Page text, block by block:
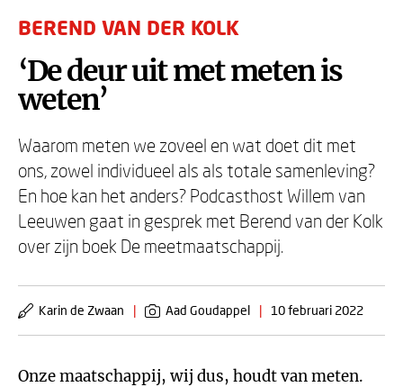
BEREND VAN DER KOLK
‘De deur uit met meten is
weten’
Waarom meten we zoveel en wat doet dit met
ons, zowel individueel als als totale samenleving?
En hoe kan het anders? Podcasthost Willem van
Leeuwen gaat in gesprek met Berend van der Kolk
over zijn boek De meetmaatschappij.
Karin de Zwaan | Aad Goudappel | 10 februari 2022
Onze maatschappij, wij dus, houdt van meten.